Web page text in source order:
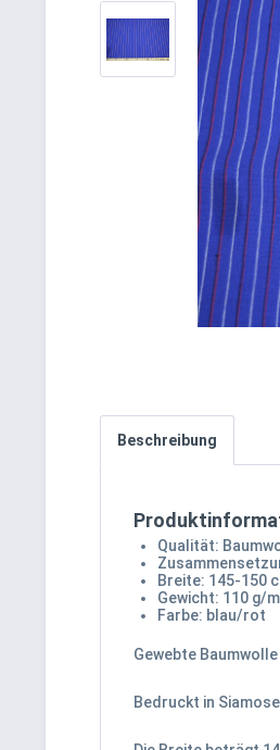
Beschreibung
Qualität:
Breite: 145-150
Gewicht: 110 g/
Farbe: blau/rot
Gewebte
Bedruckt in